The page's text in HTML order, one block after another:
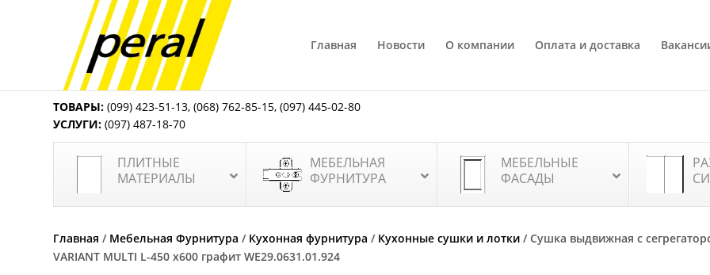
Главная Новости О компании Оплата и доставка
ТОВАРЫ: (099) 423-51-13,(068) 762-85-15,(097) 445-02-80
УСЛУГИ: (097) 487-18-70
ПЛИТНЫЕ
МАТЕРИАЛЫ
МЕБЕЛЬНАЯ
ФУРНИТУРА
МЕБЕЛЬНЫЕ
ФАСАДЫ
Главная / Мебельная Фурнитура / Кухонная фурнитура / Кухонные сушки и лотки / Сушка выдвижная с
VARIANT MULTI L-450 x600 графит WE29.0631.01.924